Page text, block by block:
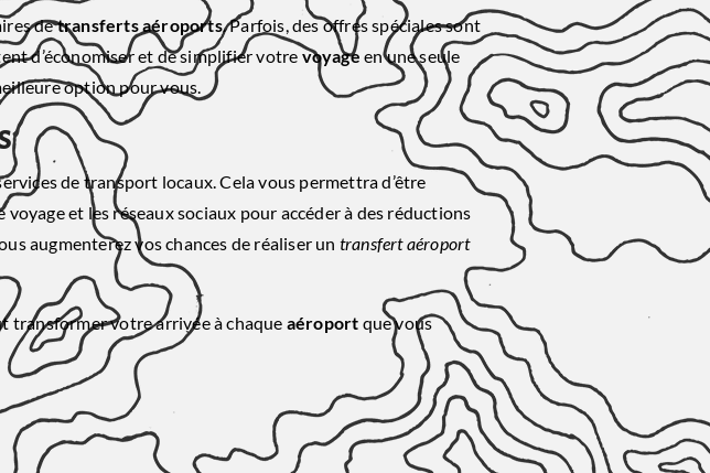
detransferts aéroports. Parfois, des offres spéciales sont
d’économiser et de simplifier votre voyage en une seule
option pour vous.
de transport locaux. Cela vous permettra d’être
et les réseaux sociaux pour accéder à des réductions
augmenterez vos chances de réaliser un transfert aéroport
transformer votre arrivée à chaque aéroport que vous